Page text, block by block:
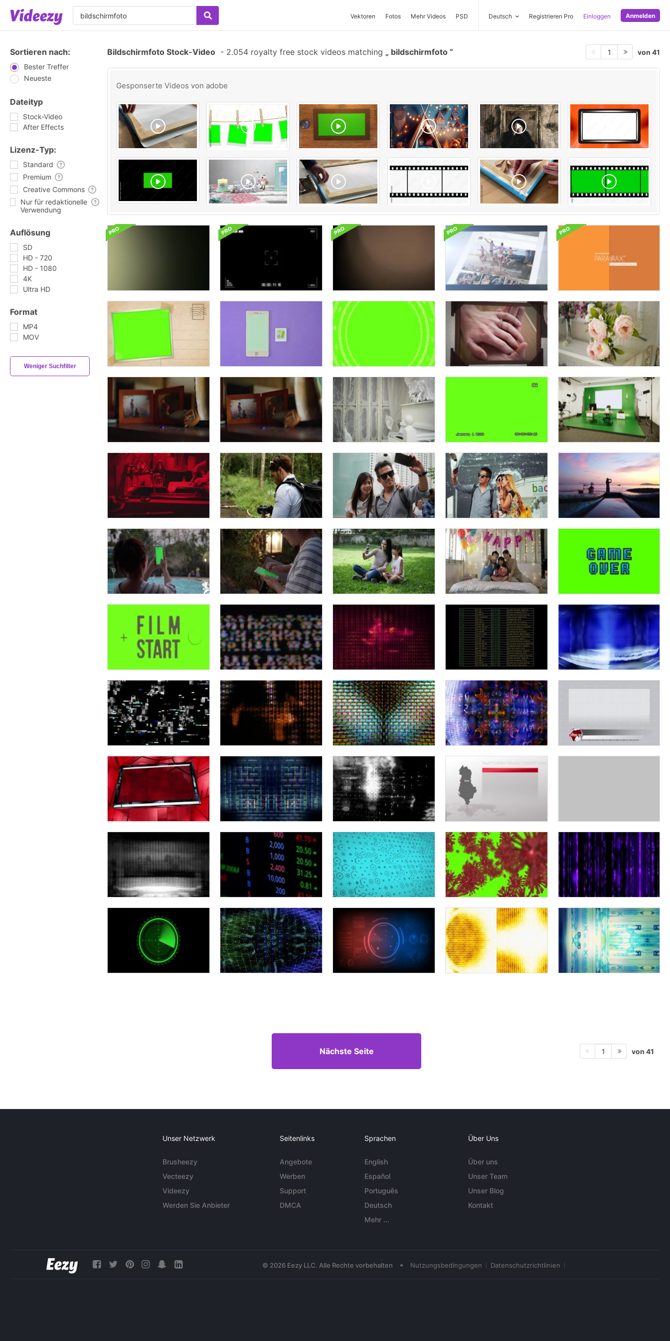
Vektoren Fotos Mehr Videos PSD Deutsch Registrieren Pro Einloggen Anmelden
Sortieren nach:
Bester Treffer
Neueste
Dateityp
Stock-Video
After Effects
Lizenz-Typ:
Standard
Premium
Creative Commons
Nur für redaktionelle
Verwendung
Auflösung
SD
HD - 720
HD - 1080
4K
Ultra HD
Format
MP4
MOV
Weniger Suchfilter
Bildschirmfoto Stock-Video - 2.054 royalty free stock videos matching bildschirmfoto 1 von 41
Gesponserte Videos von adobe
Nächste Seite 1 von 41
Unser Netzwerk
Brusheezy
Vecteezy
Videezy
Werden Sie Anbieter
Seitenlinks
Angebote
Werben
Support
DMCA
Sprachen
English
Español
Português
Deutsch
Mehr ...
Über Uns
Über uns
Unser Team
Unser Blog
Kontakt
© 2026 Eezy LLC. Alle Rechte vorbehalten • Nutzungsbedingungen Datenschutzrichtlinien